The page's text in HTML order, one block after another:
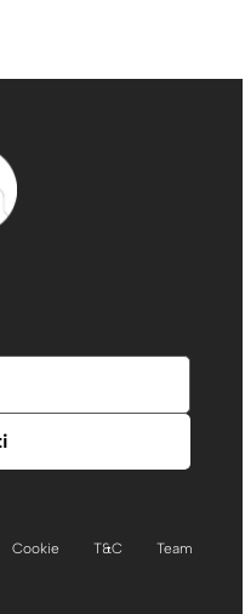
Cookie T&C
Team